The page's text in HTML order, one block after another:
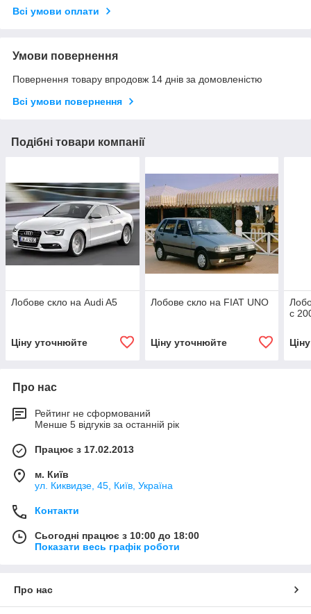
Всі умови оплати
Умови повернення
Повернення товару впродовж 14 днів за домовленістю
Всі умови повернення
Подібні товари компанії
Лобове скло на Audi A5
Ціну уточнюйте
Лобове скло на FIAT UNO
Ціну уточнюйте
c
Про нас
Рейтинг не сформований
Менше 5 відгуків за останній рік
Працює з 17.02.2013
м. Київ
ул. Киквидзе, 45, Київ, Україна
Контакти
Сьогодні працює з 10:00 до 18:00
Показати весь графік роботи
Про нас